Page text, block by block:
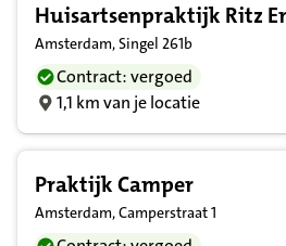
Huisartsenpraktijk Ritz
Amsterdam, Singel 261b
Contract: vergoed
1,1 km van je locatie
Praktijk Camper
Amsterdam, Camperstraat 1